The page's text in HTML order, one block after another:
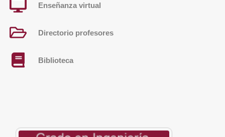
Enseñanza virtual
Directorio profesores
Biblioteca